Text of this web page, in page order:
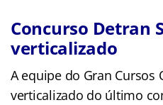
Concurso Detran
verticalizado
A equipe do Gran
verticalizado do último